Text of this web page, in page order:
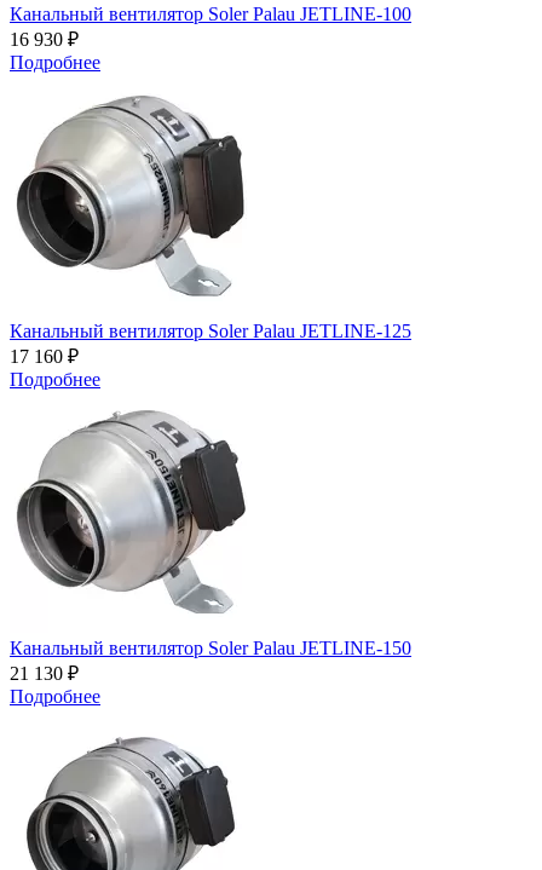
Канальный вентилятор Soler Palau JETLINE-100
16 930 ₽
Подробнее
Канальный вентилятор Soler Palau JETLINE-125
17 160 ₽
Подробнее
Канальный вентилятор Soler Palau JETLINE-150
21 130 ₽
Подробнее